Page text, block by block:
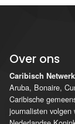
Over ons
Caribisch Netwerk
Aruba, Bonaire,
Caribische
journalisten